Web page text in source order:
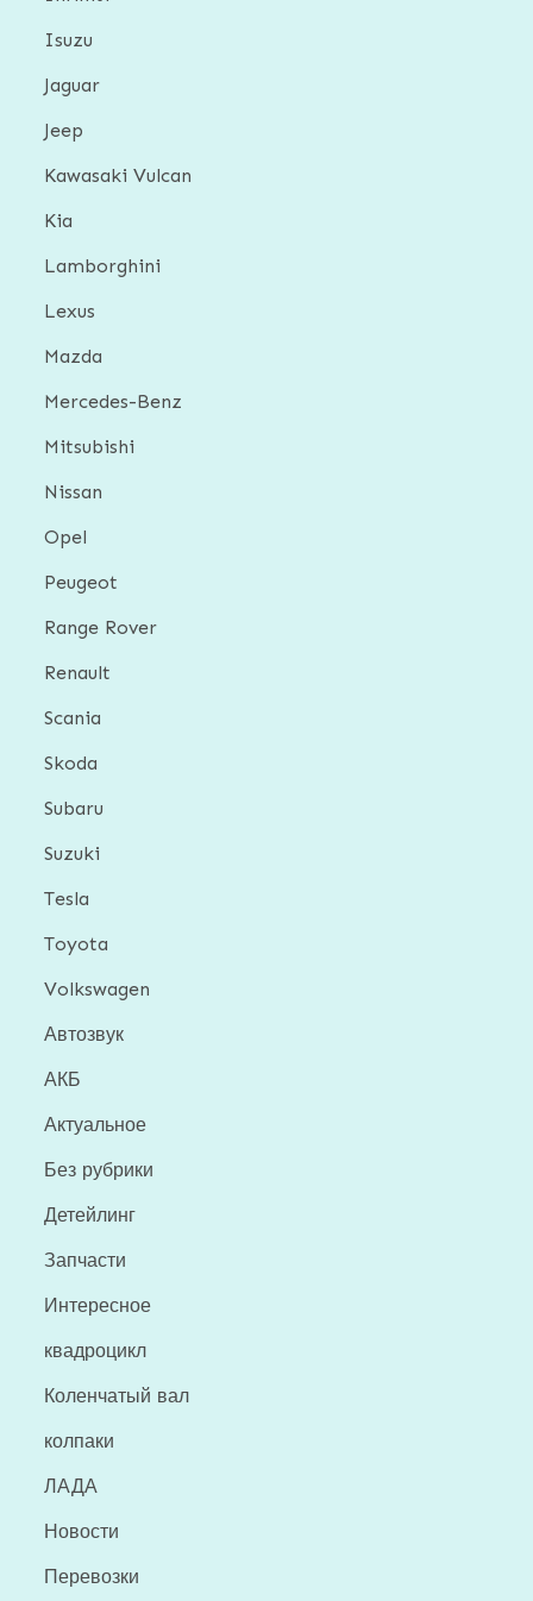
Isuzu
Jaguar
Jeep
Kawasaki Vulcan
Kia
Lamborghini
Lexus
Mazda
Mercedes-Benz
Mitsubishi
Nissan
Opel
Peugeot
Range Rover
Renault
Scania
Skoda
Subaru
Suzuki
Tesla
Toyota
Volkswagen
Автозвук
АКБ
Актуальное
Без рубрики
Детейлинг
Запчасти
Интересное
квадроцикл
Коленчатый вал
колпаки
ЛАДА
Новости
Перевозки